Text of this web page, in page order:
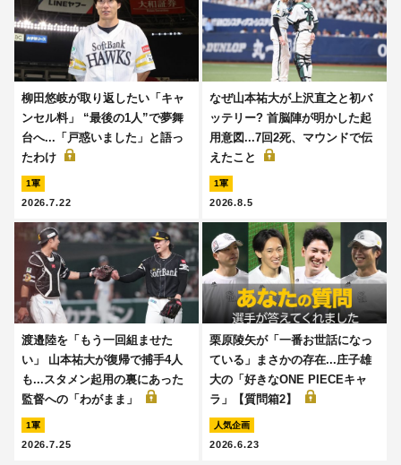
柳田悠岐が取り返したい「キャ
ンセル料」 “最後の1人”で夢舞
台へ...「戸惑いました」と語っ
たわけ
1軍
2026.7.22
なぜ山本祐大が上沢直之と初バ
ッテリー? 首脳陣が明かした起
用意図...7回2死、マウンドで伝
えたこと
1軍
2026.8.5
渡邉陸を「もう一回組ませた
い」 山本祐大が復帰で捕手4人
も...スタメン起用の裏にあった
監督への「わがまま」
1軍
2026.7.25
栗原陵矢が「一番お世話になっ
ている」まさかの存在...庄子雄
大の「好きなONE PIECEキャ
ラ」【質問箱2】
人気企画
2026.6.23